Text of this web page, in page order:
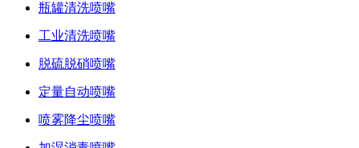
瓶罐清洗喷嘴
工业清洗喷嘴
脱硫脱硝喷嘴
定量自动喷嘴
喷雾降尘喷嘴